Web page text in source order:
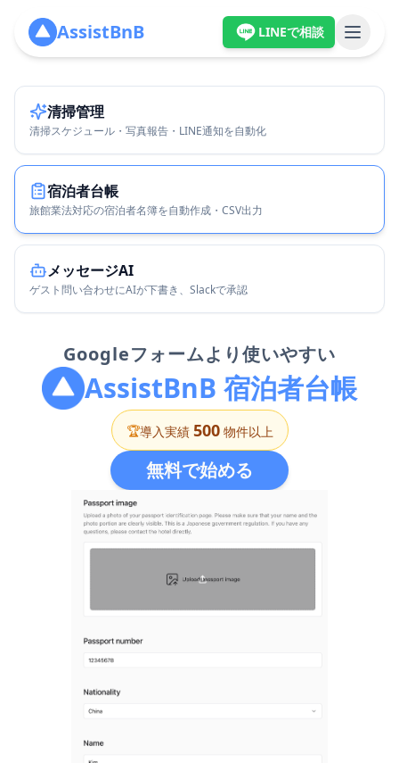
AssistBnB LINEで相談
サービス
清掃管理・宿泊者台帳など主要機能
導入企業・利用ストーリー
料金プラン
プロダクト
清掃管理
宿泊者台帳
住宅宿泊事業法に対応した台帳管理
メッセージAI
ゲスト問い合わせにAIが下書き・Slack承認
使い方マニュアル
導入ガイド・操作手順
導入相談・お見積もり
運営会社
株式会社B-Curve
2週間無料トライアル
清掃管理
清掃スケジュール・写真報告・LINE通知を自動化
宿泊者台帳
旅館業法対応の宿泊者名簿を自動作成・CSV出力
メッセージAI
ゲスト問い合わせにAIが下書き、Slackで承認
Googleフォームより使いやすい
AssistBnB 宿泊者台帳
🏆導入実績 500物件以上
無料で始める